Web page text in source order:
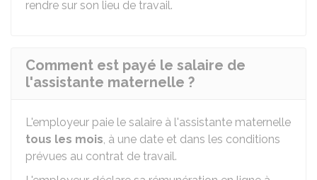
rendre sur son lieu de travail.
Comment est payé le salaire de
l'assistante maternelle ?
L'employeur paie le salaire à l'assistante maternelle
tous les mois, à une date et dans les conditions
prévues au contrat de travail.